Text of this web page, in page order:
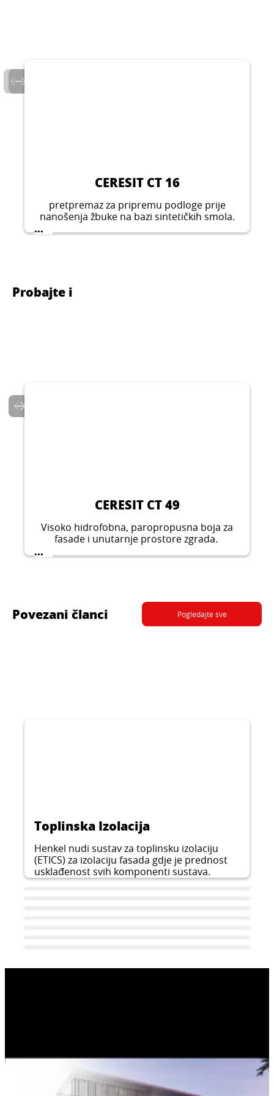
CERESIT CT 16
pretpremaz za pripremu podloge prije
nanošenja žbuke na bazi sintetičkih smola.
prostorima. Može se upotrebljavati na svim
...
Probajte i
CERESIT CT 49
Visoko hidrofobna, paropropusna boja za
fasade i unutarnje prostore zgrada.
...
Povezani članci Pogledajte sve
Toplinska Izolacija
Henkel nudi sustav za toplinsku izolaciju
(ETICS) za izolaciju fasada gdje je prednost
usklađenost svih komponenti sustava.
Polaganje podnih obloga
Kada trebate maksimalne performanse i
Polaganje keramičkih pločica
Hidroizolacija
Reference